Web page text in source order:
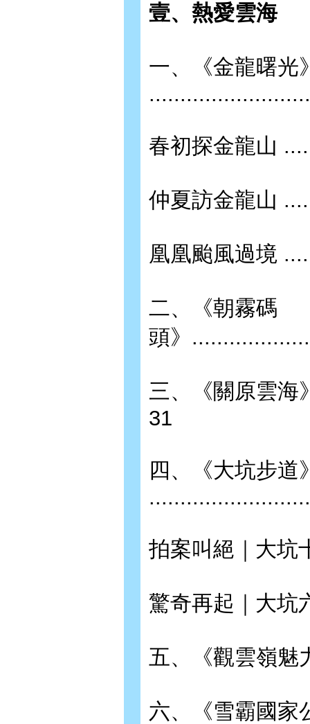
壹、熱愛雲海
一、《金龍曙光
春初探金龍山
仲夏訪金龍山
凰凰颱風過境
二、《朝霧碼
頭》
三、《關原雲
31
四、《大坑步道
拍案叫絕｜大
驚奇再起｜大坑
五、《觀雲嶺
六、《雪霸國家